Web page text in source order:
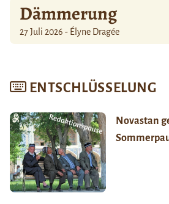
Dämmerung
27 Juli 2026 - Élyne Dragée
ENTSCHLÜSSELUNG
Novastan